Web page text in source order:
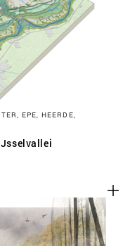
EPE, HEERDE,